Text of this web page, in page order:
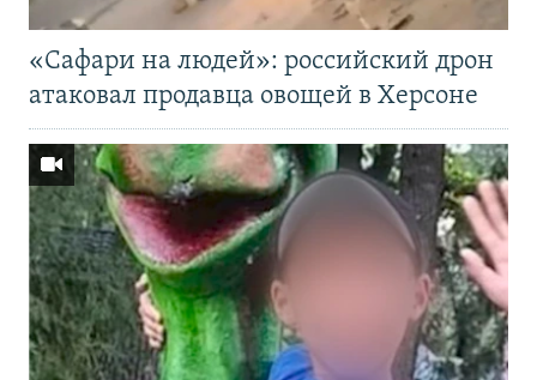
«Cафари на людей»: российский дрон
атаковал продавца овощей в Херсоне